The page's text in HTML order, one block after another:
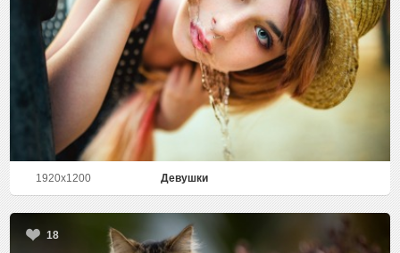
1920x1200 Девушки
18